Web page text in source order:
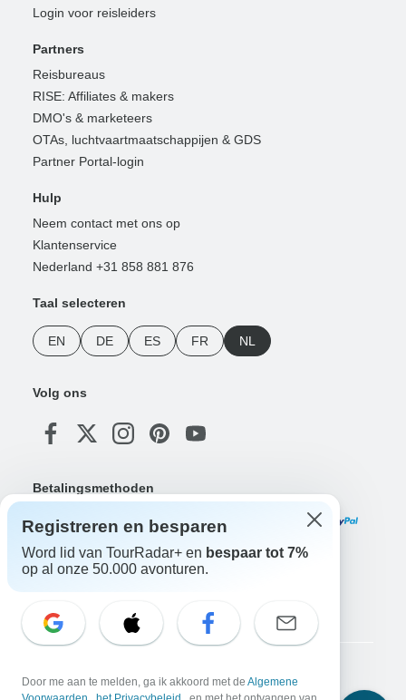
Login voor reisleiders
Partners
Reisbureaus
RISE: Affiliates & makers
DMO's & marketeers
OTAs, luchtvaartmaatschappijen & GDS
Partner Portal-login
Hulp
Neem contact met ons op
Klantenservice
Nederland +31 858 881 876
Taal selecteren
EN DE ES FR NL
Volg ons
Betalingsmethoden
Registreren en besparen
Word lid van TourRadar+ en bespaar tot 7%
op al onze 50.000 avonturen.
Door me aan te melden, ga ik akkoord met de Algemene